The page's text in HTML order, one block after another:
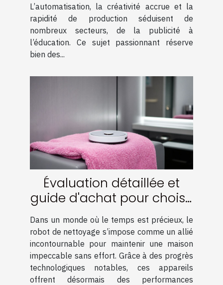
L’automatisation, la créativité accrue et la
rapidité de production séduisent de
nombreux secteurs, de la publicité à
l’éducation. Ce sujet passionnant réserve
bien des...
Évaluation détaillée et
guide d'achat pour choisir
un robot de nettoyage
Dans un monde où le temps est précieux, le
robot de nettoyage s’impose comme un allié
incontournable pour maintenir une maison
impeccable sans effort. Grâce à des progrès
technologiques notables, ces appareils
offrent désormais des performances